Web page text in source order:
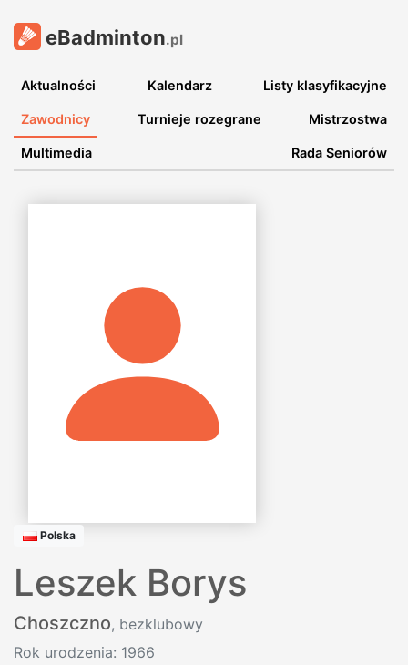
eBadminton.pl
Aktualności Kalendarz Listy klasyfikacyjne
Zawodnicy Turnieje rozegrane Mistrzostwa
Multimedia Rada Seniorów
Polska
Leszek Borys
Choszczno, bezklubowy
Rok urodzenia: 1966